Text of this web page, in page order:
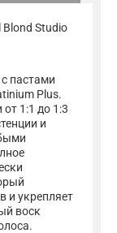
Blond Studio
пастами
Plus.
1:1 до 1:3
и
и укрепляет
воск